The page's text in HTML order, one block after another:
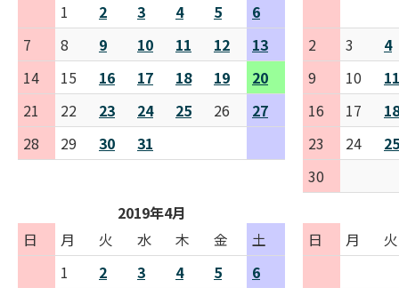
1
2 3 4 5
6
7
8 9 10 11 12
13
14
15 16 17 18 19
20
21
22 23 24 25 26
27
28
29 30 31
2 3
4
9
10
11
16
17
18
23
24
25
30
2019年4月
日
月 火 水 木 金
土
1
2 3 4 5
6
日 月 火